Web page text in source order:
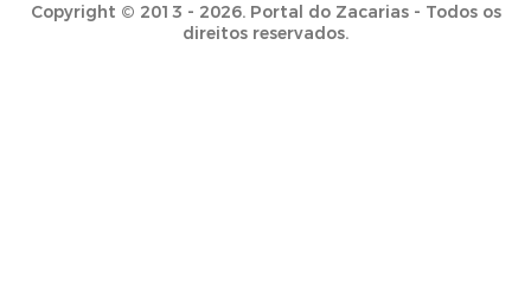
Copyright © 2013 - 2026. Portal do Zacarias - Todos os
direitos reservados.